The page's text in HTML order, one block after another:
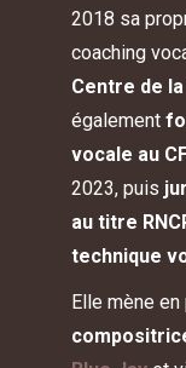
2018 sa
coaching
Centre de
également
vocale au
2023, puis
au titre
technique
Elle mène